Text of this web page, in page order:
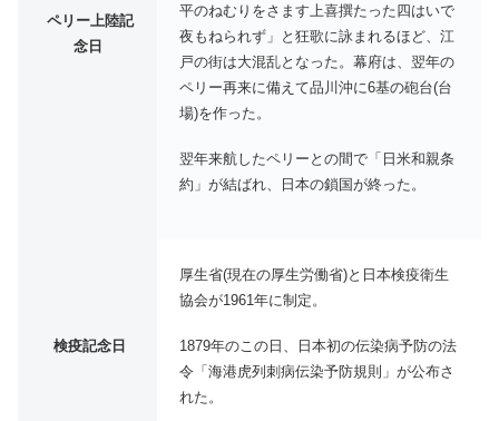
ペリー上陸記
念日
平のねむりをさます上喜撰たった四はいで
夜もねられず
と狂歌に詠まれるほど、江
戸の街は大混乱となった。幕府は、翌年の
ペリー再来に備えて品川沖に6基の砲台(台
場)を作った。
翌年来航したペリーとの間で「日米和親条
約」が結ばれ、日本の鎖国が終った。
検疫記念日
厚生省(現在の厚生労働省)と日本検疫衛生
協会が1961年に制定。
1879年のこの日、日本初の伝染病予防の法
令「海港虎列刺 病伝染予防規則」が公布さ
れた。